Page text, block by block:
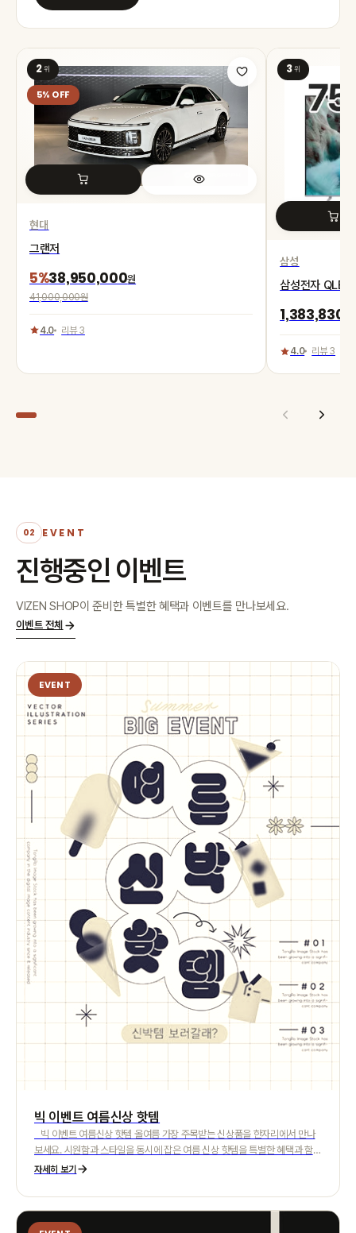
2위
5% OFF
현대
그랜저
5%38,950,000원
41,000,000원
4.0 리뷰 3
3위
삼성
삼성전자
1,383,830
4.0 리뷰 3
02 EVENT
진행중인 이벤트
VIZEN SHOP이 준비한 특별한 혜택과 이벤트를 만나보세요.
이벤트 전체
EVENT
빅 이벤트 여름신상 핫템
빅 이벤트 여름신상 핫템 올여름 가장 주목받는 신상품을 한자리에서 만나
보세요. 시원함과 스타일을 동시에 잡은 여름 신상 핫템을 특별한 혜택과 함께
선보입니다. 이번 빅 이벤트에서는 시즌 트렌드를 반영한 다양한 여름 아이템
철 필수 아이템까지, 지금 가장 필요한 상품을 엄선했습니다. 이벤트 기간 동
안 한정 할인 및 추가 혜택이 적용되며, 일부 인기 상품은 조기 품절될 수 있습
니다. 자세한 할인 조건과 적용 기준은 이벤트 안내 페이지를 통해 확인해 주
자세히 보기